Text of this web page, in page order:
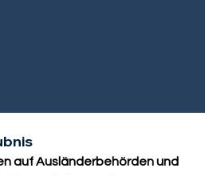
auf Ausländerbehörden und